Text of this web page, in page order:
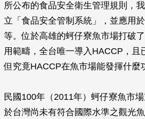
所公布的食品安全衛生管理規則，
立「食品安全管制系統」，並應用
等。位於高雄的蚵仔寮魚市場打破
用範疇，全台唯一導入HACCP，且
但究竟HACCP在魚市場能發揮什麼
民國100年（2011年）蚵仔寮魚市
於台灣尚未有符合國際水準之觀光